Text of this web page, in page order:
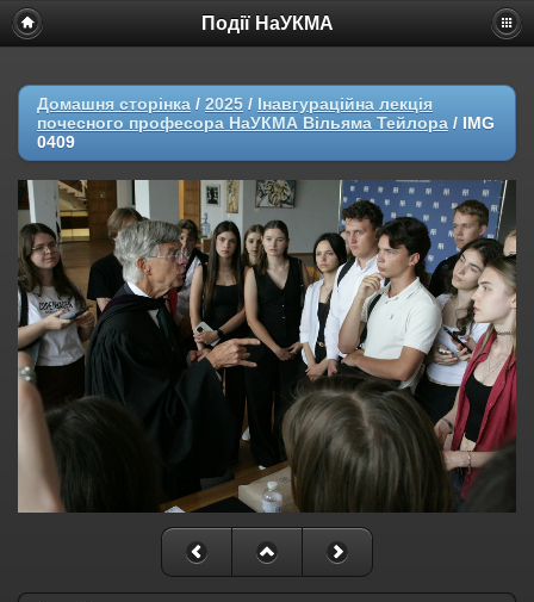
Події НаУКМА
Домашня сторінка / 2025 / Інавгураційна лекція
почесного професора НаУКМА Вільяма Тейлора / IMG
0409